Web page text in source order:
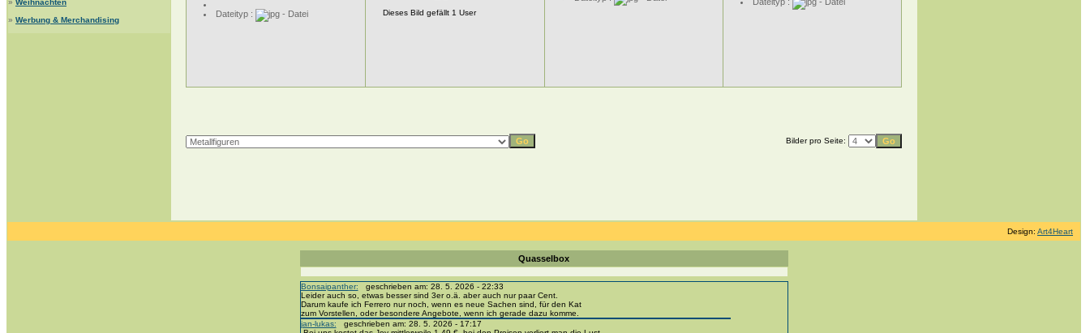
» Weihnachten
» Werbung & Merchandising
Dateityp : Dieses Bild gefällt 1 User
Bilder pro Seite:
Design: Art4Heart
Quasselbox
Bonsaipanther: geschrieben am: 28. 5. 2026 - 22:33
Leider auch so, etwas besser sind 3er o.ä. aber auch nur paar Cent.
Darum kaufe ich Ferrero nur noch, wenn es neue Sachen sind, für den Kat
zum Vorstellen, oder besondere Angebote, wenn ich gerade dazu komme.
jan-lukas: geschrieben am: 28. 5. 2026 - 17:17